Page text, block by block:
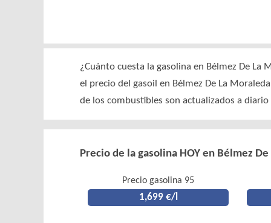
¿Cuánto cuesta la gasolina en Bélmez De La
el precio del gasoil en Bélmez De La
de los combustibles son actualizados a
Precio de la gasolina HOY en Bélmez
Precio gasolina 95
1,699 €/l